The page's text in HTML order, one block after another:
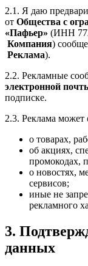
2.1. Я даю
от Общества с
«Пафьер» (ИНН
Компания)
Реклама).
2.2. Рекламные
электронной
подписке.
2.3. Реклама
о товарах,
об акциях,
промокодах,
о новостях,
сервисов;
иные не
рекламного
3.
данных